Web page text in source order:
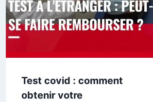
Test covid : comment
obtenir votre